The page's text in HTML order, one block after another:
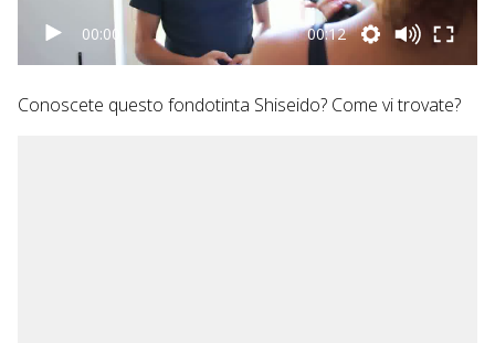
00:00 00:12
Conoscete questo fondotinta Shiseido? Come vi trovate?